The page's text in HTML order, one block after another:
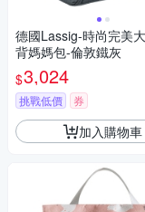
德國Lassig-時尚完美
背媽媽包-倫敦鐵灰
$3,024
挑戰低價 券
加入購物車